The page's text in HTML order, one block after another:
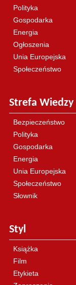
Polityka
Gospodarka
Energia
Ogłoszenia
Unia Europejska
Społeczeństwo
Strefa Wiedzy
Bezpieczeństwo
Polityka
Gospodarka
Energia
Unia Europejska
Społeczeństwo
Słownik
Styl
Książka
Film
Etykieta